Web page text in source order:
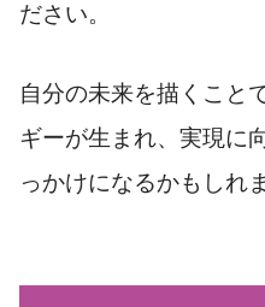
ださい。
自分の未来を描くこと
ギーが生まれ、実現に
っかけになるかもしれ